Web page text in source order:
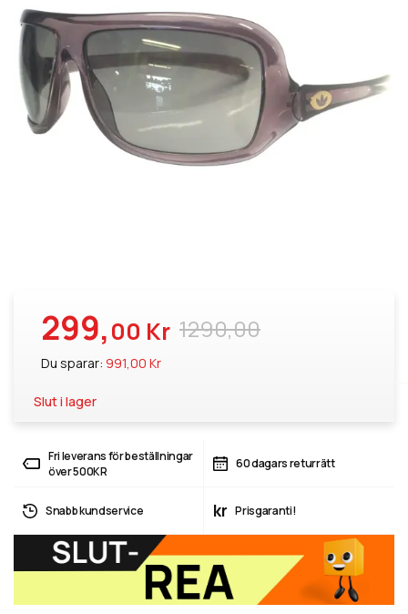
1290,00
299,00 Kr
Du sparar: 991,00 Kr
Slut i lager
Fri leverans för beställningar
över 500KR
60 dagars returrätt
Snabb kundservice kr Prisgaranti!